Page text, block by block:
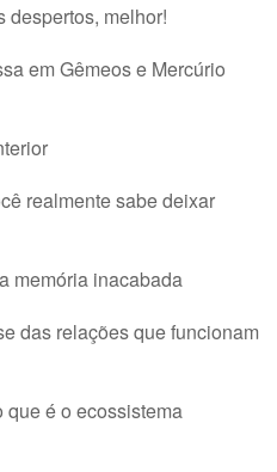
despertos, melhor!
em Gêmeos e Mercúrio
realmente sabe deixar
memória inacabada
das relações que funcionam
que é o ecossistema